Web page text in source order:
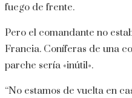
fuego de frente.
Pero el comandante no
Francia. Coníferas de una
parche sería «inútil».
“No estamos de vuelta en